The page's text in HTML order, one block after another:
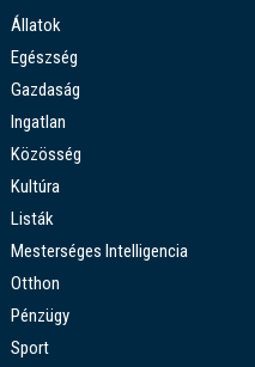
Állatok
Egészség
Gazdaság
Ingatlan
Közösség
Kultúra
Listák
Mesterséges Intelligencia
Otthon
Pénzügy
Sport